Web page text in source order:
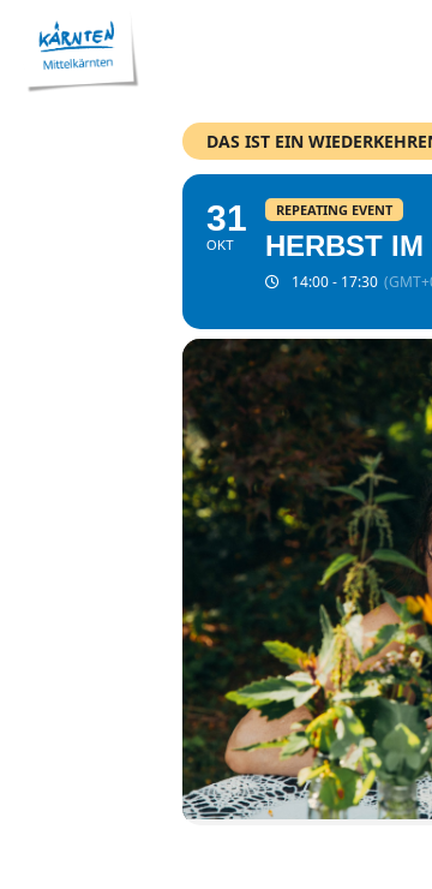
DAS IST EIN
31
OKT
REPEATING EVENT
HERBST
14:00 - 17:30